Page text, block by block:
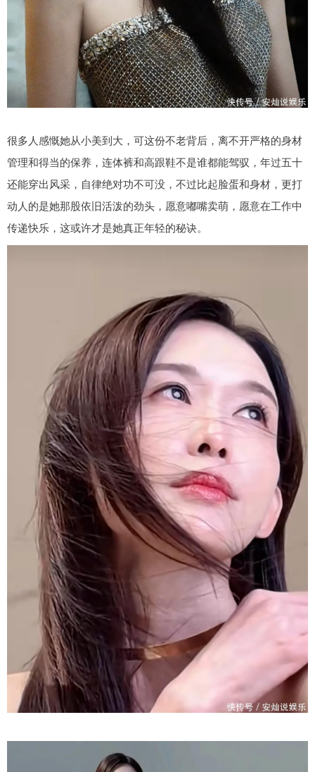
很多人感慨她从小美到大，可这份不老背后，离不开严格的身材
管理和得当的保养，连体裤和高跟鞋不是谁都能驾驭，年过五十
还能穿出风采，自律绝对功不可没，不过比起脸蛋和身材，更打
动人的是她那股依旧活泼的劲头，愿意嘟嘴卖萌，愿意在工作中
传递快乐，这或许才是她真正年轻的秘诀。